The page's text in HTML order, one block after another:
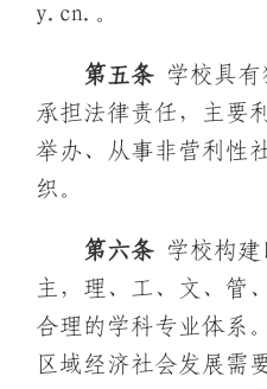
y.cn.。
第五条 学校具有
承担法律责任，主要
举办、从事非营利性
织。
第六条 学校构
主，理、工、文、管
合理的学科专业体系
区域经济社会发展需